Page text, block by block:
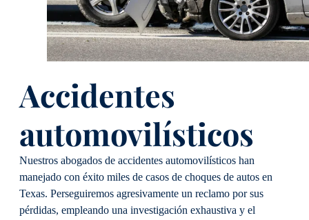
Accidentes
automovilísticos
Nuestros abogados de accidentes automovilísticos han
manejado con éxito miles de casos de choques de autos en
Texas. Perseguiremos agresivamente un reclamo por sus
pérdidas, empleando una investigación exhaustiva y el